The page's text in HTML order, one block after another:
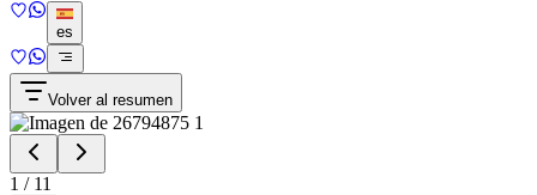
es
Volver al resumen
1 / 11